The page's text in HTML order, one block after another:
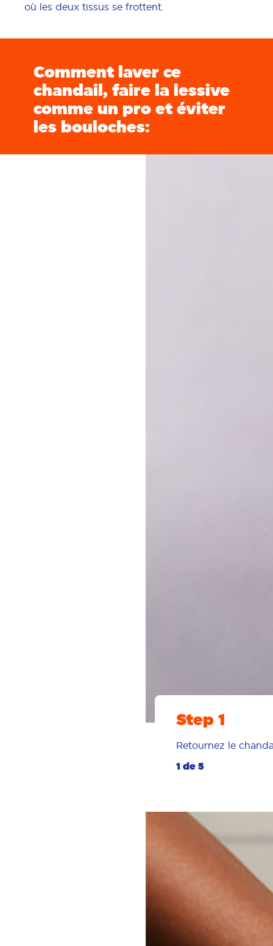
où les deux tissus se frottent.
Comment laver ce
chandail, faire la lessive
comme un pro et éviter
les bouloches:
Step 1
Retournez le
1 de 5